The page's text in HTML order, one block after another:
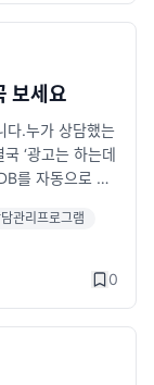
지급→ 운영자
익 확보■ 이런
대표✔ 온라인
시스템으로 수
험, 대출, 교육,
마케터용 샘플 :
1111)＊관
view_ipartner.ht
이메일 : u
_hxfjV
보세요
다.누가 상담했는
‘광고는 하는데
를 자동으로 정
객DB 자동 등
지 / 태그별 고
객 유입 분석■
관리프로그램
0